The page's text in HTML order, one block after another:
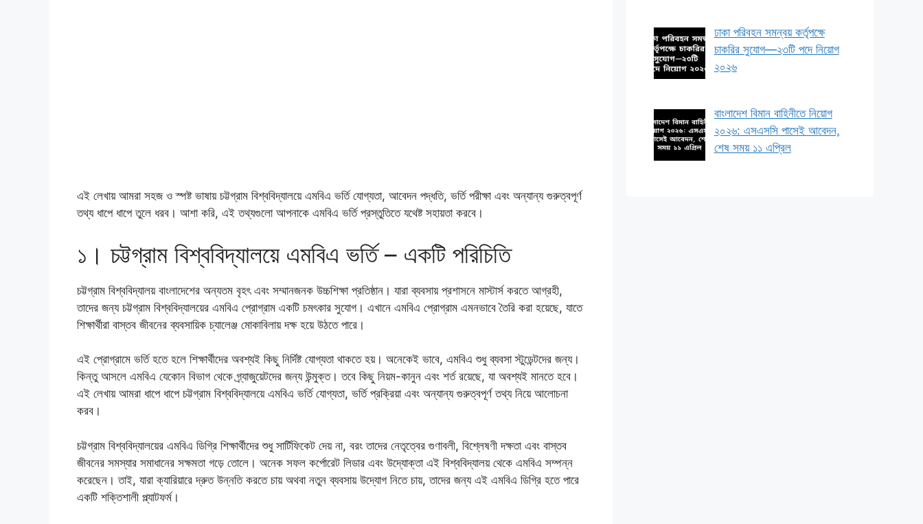
এই লেখায় আমরা সহজ ও স্পষ্ট ভাষায় চট্টগ্রাম বিশ্ববিদ্যালয়ে এমবিএ ভর্তি যোগ্যতা, আবেদন পদ্ধতি, ভর্তি পরীক্ষা এবং অন্যান্য গুরুত্বপূর্ণ
তথ্য ধাপে ধাপে তুলে ধরব। আশা করি, এই তথ্যগুলো আপনাকে এমবিএ ভর্তি প্রস্তুতিতে যথেষ্ট সহায়তা করবে।
১। চট্টগ্রাম বিশ্ববিদ্যালয়ে এমবিএ ভর্তি – একটি পরিচিতি
চট্টগ্রাম বিশ্ববিদ্যালয় বাংলাদেশের অন্যতম বৃহৎ এবং সম্মানজনক উচ্চশিক্ষা প্রতিষ্ঠান। যারা ব্যবসায় প্রশাসনে মাস্টার্স করতে আগ্রহী,
তাদের জন্য চট্টগ্রাম বিশ্ববিদ্যালয়ের এমবিএ প্রোগ্রাম একটি চমৎকার সুযোগ। এখানে এমবিএ প্রোগ্রাম এমনভাবে তৈরি করা হয়েছে, যাতে
শিক্ষার্থীরা বাস্তব জীবনের ব্যবসায়িক চ্যালেঞ্জ মোকাবিলায় দক্ষ হয়ে উঠতে পারে।
এই প্রোগ্রামে ভর্তি হতে হলে শিক্ষার্থীদের অবশ্যই কিছু নির্দিষ্ট যোগ্যতা থাকতে হয়। অনেকেই ভাবে, এমবিএ শুধু ব্যবসা স্টুডেন্টদের জন্য।
কিন্তু আসলে এমবিএ যেকোন বিভাগ থেকে গ্র্যাজুয়েটদের জন্য উন্মুক্ত। তবে কিছু নিয়ম-কানুন এবং শর্ত রয়েছে, যা অবশ্যই মানতে হবে।
এই লেখায় আমরা ধাপে ধাপে চট্টগ্রাম বিশ্ববিদ্যালয়ে এমবিএ ভর্তি যোগ্যতা, ভর্তি প্রক্রিয়া এবং অন্যান্য গুরুত্বপূর্ণ তথ্য নিয়ে আলোচনা
করব।
চট্টগ্রাম বিশ্ববিদ্যালয়ের এমবিএ ডিগ্রি শিক্ষার্থীদের শুধু সার্টিফিকেট দেয় না, বরং তাদের নেতৃত্বের গুণাবলী, বিশ্লেষণী দক্ষতা এবং বাস্তব
জীবনের সমস্যার সমাধানের সক্ষমতা গড়ে তোলে। অনেক সফল কর্পোরেট লিডার এবং উদ্যোক্তা এই বিশ্ববিদ্যালয় থেকে এমবিএ সম্পন্ন
করেছেন। তাই, যারা ক্যারিয়ারে দ্রুত উন্নতি করতে চায় অথবা নতুন ব্যবসায় উদ্যোগ নিতে চায়, তাদের জন্য এই এমবিএ ডিগ্রি হতে পারে
একটি শক্তিশালী প্ল্যাটফর্ম।
ঢাকা পরিবহন সমন্বয় কর্তৃপক্ষে
চাকরির সুযোগ—২৩টি পদে নিয়োগ
২০২৬
বাংলাদেশ বিমান বাহিনীতে নিয়োগ
২০২৬: এসএসসি পাসেই আবেদন,
শেষ সময় ১১ এপ্রিল